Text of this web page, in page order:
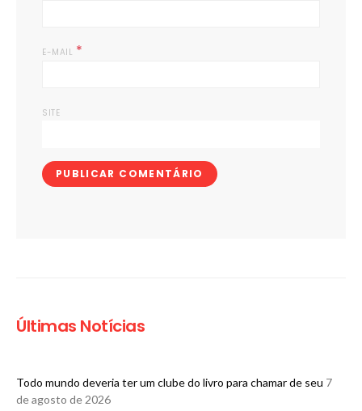
E-MAIL *
SITE
Últimas Notícias
Todo mundo deveria ter um clube do livro para chamar de seu 7
de agosto de 2026